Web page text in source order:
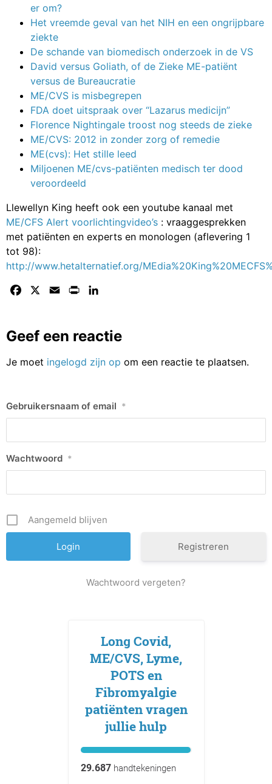
er om?
Het vreemde geval van het NIH en een ongrijpbare
ziekte
De schande van biomedisch onderzoek in de VS
David versus Goliath, of de Zieke ME-patiënt
versus de Bureaucratie
ME/CVS is misbegrepen
FDA doet uitspraak over “Lazarus medicijn”
Florence Nightingale troost nog steeds de zieke
ME/CVS: 2012 in zonder zorg of remedie
ME(cvs): Het stille leed
Miljoenen ME/cvs-patiënten medisch ter dood
veroordeeld
Llewellyn King heeft ook een youtube kanaal met
ME/CFS Alert voorlichtingvideo’s : vraaggesprekken
met patiënten en experts en monologen (aflevering 1
tot 98):
http://www.hetalternatief.org/
Facebook Email Print
Geef een reactie
Je moet ingelogd zijn op om een reactie te plaatsen.
Gebruikersnaam of email *
Wachtwoord *
Aangemeld blijven
Registreren
Wachtwoord vergeten?
Long Covid,
ME/CVS, Lyme,
POTS en
Fibromyalgie
patiënten vragen
jullie hulp
29.687handtekeningen